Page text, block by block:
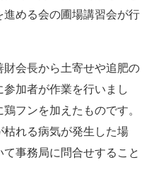
進める会の圃場講習会が行
財会長から土寄せや追肥の
加者が作業を行いまし
フンを加えたものです。
枯れる病気が発生した場
事務局に問合せすること